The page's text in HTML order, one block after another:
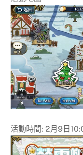
活動時間: 2月9日